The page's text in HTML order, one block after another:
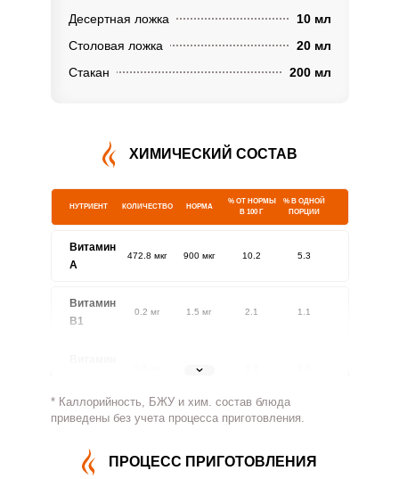
Десертная ложка
10 мл
Столовая ложка
20 мл
Стакан
200 мл
ХИМИЧЕСКИЙ СОСТАВ
НУТРИЕНТ КОЛИЧЕСТВО НОРМА
% ОТ НОРМЫ
В 100 Г
% В ОДНОЙ
ПОРЦИИ
Витамин
A
472.8 мкг 900 мкг 10.2 5.3
Витамин
В1
0.2 мг 1.5 мг 2.1 1.1
1.8 мг
Витамин
169.5 мг 500 мг 6.6 3.4
Витамин
* Каллорийность, БЖУ и хим. состав блюда
приведены без учета процесса приготовления.
ПРОЦЕСС ПРИГОТОВЛЕНИЯ